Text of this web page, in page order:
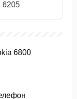
6205
6800